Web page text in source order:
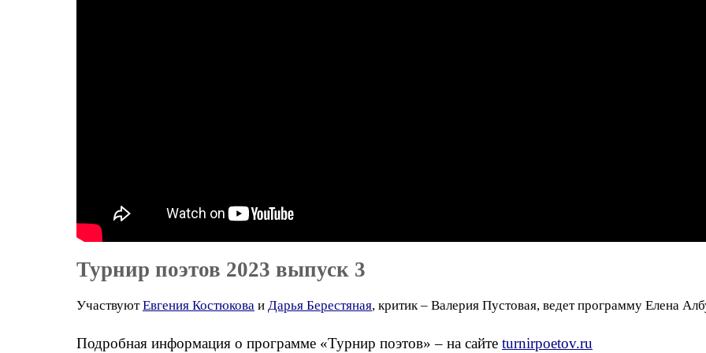
Турнир поэтов 2023 выпуск 3
УчаствуютЕвгения Костюкова и Дарья Берестяная, критик – Валерия Пустовая, ведет программу Елена
Подробная информация о программе «Турнир поэтов» – на сайте turnirpoetov.ru